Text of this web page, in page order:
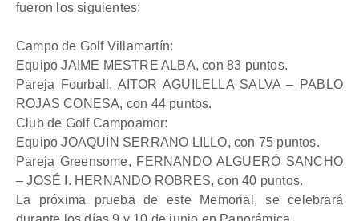
fueron los siguientes:
Campo de Golf Villamartín:
Equipo JAIME MESTRE ALBA, con 83 puntos.
Pareja Fourball, AITOR AGUILELLA SALVA – PABLO
ROJAS CONESA, con 44 puntos.
Club de Golf Campoamor:
Equipo JOAQUÍN SERRANO LILLO, con 75 puntos.
Pareja Greensome, FERNANDO ALGUERÓ SANCHO
– JOSÉ I. HERNANDO ROBRES, con 40 puntos.
La próxima prueba de este Memorial, se celebrará